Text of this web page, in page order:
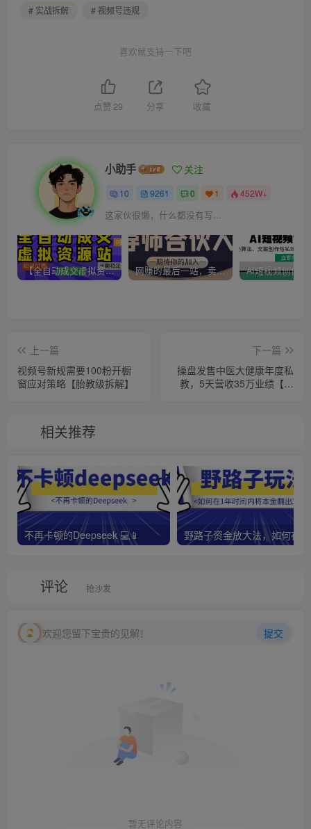
# 实战拆解
# 视频号违规
喜欢就支持一下吧
点赞 29 分享 收藏
小助手 关注
10 9261 0 1 452W+
这家伙很懒，什么都没有写...
【全自动成交虚拟资源站】站长唯一陪跑项目！月入10W+~长期稳定~ 网赚的最后一站，卖项目！做网赚顶级猎食者~
上一篇
视频号新规需要100粉开橱
窗应对策略【胎教级拆解】
下一篇
操盘发售中医大健康年度私
教，5天营收35万业绩【超
相关推荐
不再卡顿的Deepseek 💻📱
评论 抢沙发
欢迎您留下宝贵的见解！ 提交
暂无评论内容